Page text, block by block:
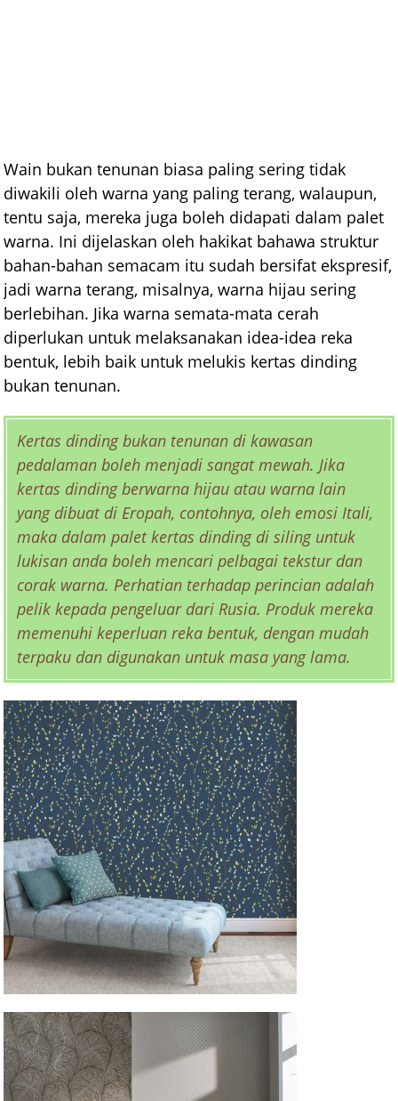
Wain bukan tenunan biasa paling sering tidak
diwakili oleh warna yang paling terang, walaupun,
tentu saja, mereka juga boleh didapati dalam palet
warna. Ini dijelaskan oleh hakikat bahawa struktur
bahan-bahan semacam itu sudah bersifat ekspresif,
jadi warna terang, misalnya, warna hijau sering
berlebihan. Jika warna semata-mata cerah
diperlukan untuk melaksanakan idea-idea reka
bentuk, lebih baik untuk melukis kertas dinding
bukan tenunan.
Kertas dinding bukan tenunan di kawasan
pedalaman boleh menjadi sangat mewah. Jika
kertas dinding berwarna hijau atau warna lain
yang dibuat di Eropah, contohnya, oleh emosi Itali,
maka dalam palet kertas dinding di siling untuk
lukisan anda boleh mencari pelbagai tekstur dan
corak warna. Perhatian terhadap perincian adalah
pelik kepada pengeluar dari Rusia. Produk mereka
memenuhi keperluan reka bentuk, dengan mudah
terpaku dan digunakan untuk masa yang lama.